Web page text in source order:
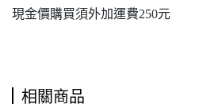
現金價購買須外加運費250元
相關商品